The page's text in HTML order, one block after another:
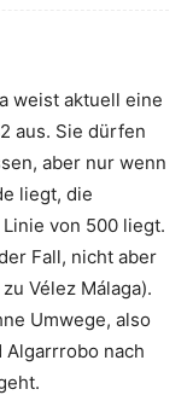
weist aktuell eine
aus. Sie dürfen
aber nur wenn
liegt, die
von 500 liegt.
Fall, nicht aber
Vélez Málaga).
Umwege, also
Algarrrobo nach